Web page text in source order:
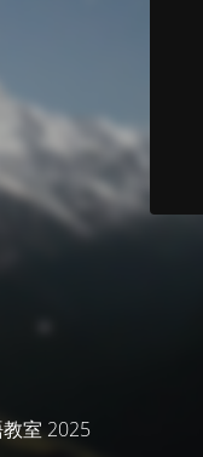
室 2025